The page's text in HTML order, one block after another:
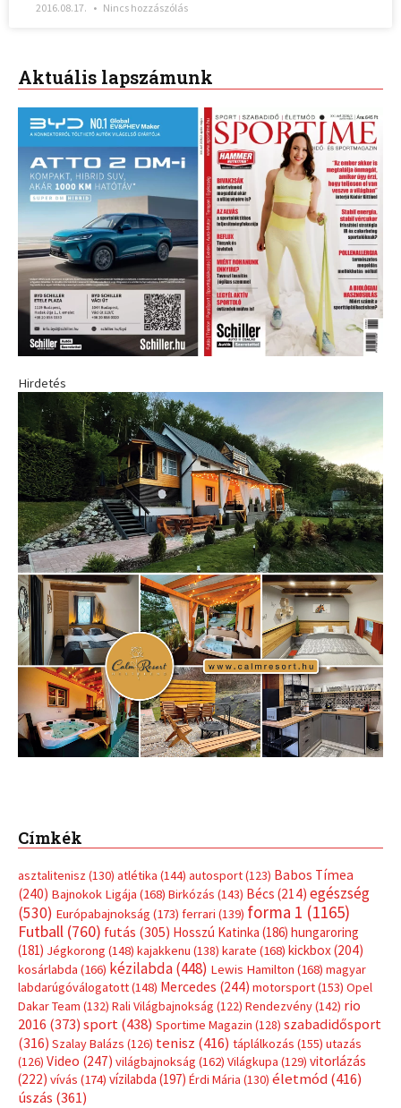
2016.08.17. Nincs hozzászólás
Aktuális lapszámunk
Hirdetés
Címkék
asztalitenisz (130) atlétika (144) autosport(123) Babos Tímea
(240) Bajnokok Ligája (168) Birkózás (143) Bécs (214) egészség
(530) Európabajnokság (173) ferrari (139) forma 1 (1165)
Futball (760) futás (305) Hosszú Katinka (186) hungaroring
(181) Jégkorong (148) kajakkenu (138) karate (168) kickbox(204)
kosárlabda (166) kézilabda(448) Lewis Hamilton (168) magyar
labdarúgóválogatott(148) Mercedes (244) motorsport(153) Opel
Dakar Team (132) Rali Világbajnokság (122) Rendezvény(142) rio
2016 (373) sport(438) Sportime Magazin (128) szabadidősport
(316) Szalay Balázs (126) tenisz (416) táplálkozás (155) utazás
(126) Video (247) világbajnokság (162) Világkupa (129) vitorlázás
(222) vívás (174) vízilabda (197) Érdi Mária (130) életmód(416)
úszás (361)